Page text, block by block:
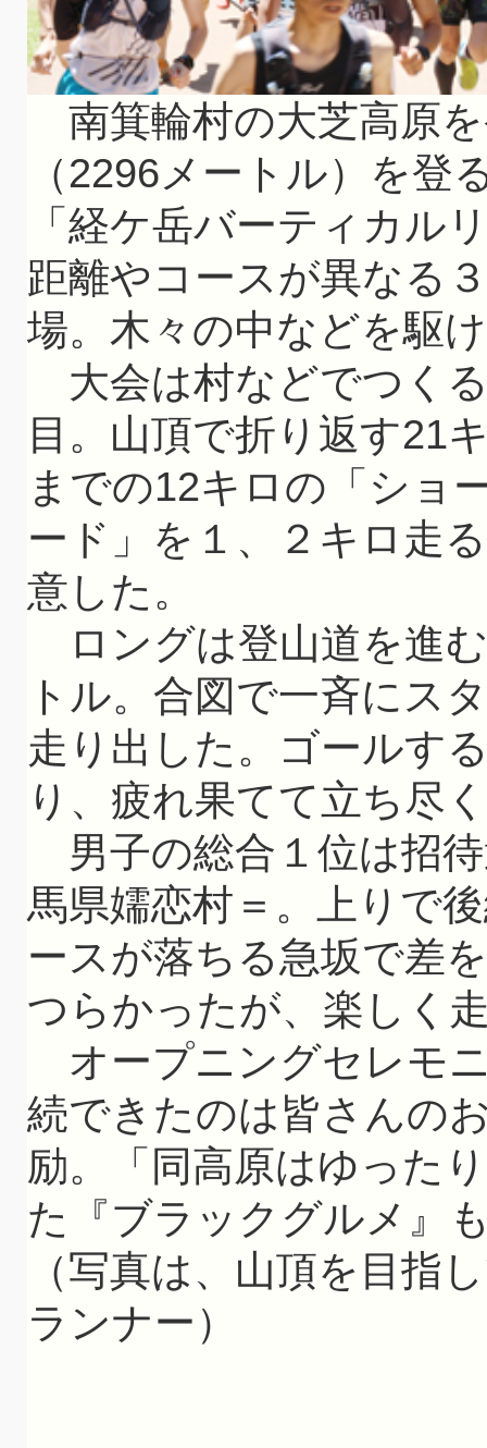
南箕輪村の大芝高原
（2296メートル）を
「経ケ岳バーティカル
距離やコースが異なる
場。木々の中などを駆
大会は村などでつく
目。山頂で折り返す21
までの12キロの「ショ
ード」を１、２キロ走
意した。
ロングは登山道を進
トル。合図で一斉にス
走り出した。ゴールす
り、疲れ果てて立ち尽
男子の総合１位は招
馬県嬬恋村＝。上りで
ースが落ちる急坂で差
つらかったが、楽しく
オープニングセレモ
続できたのは皆さんの
励。「同高原はゆった
た『ブラックグルメ』
（写真は、山頂を目指
ランナー）